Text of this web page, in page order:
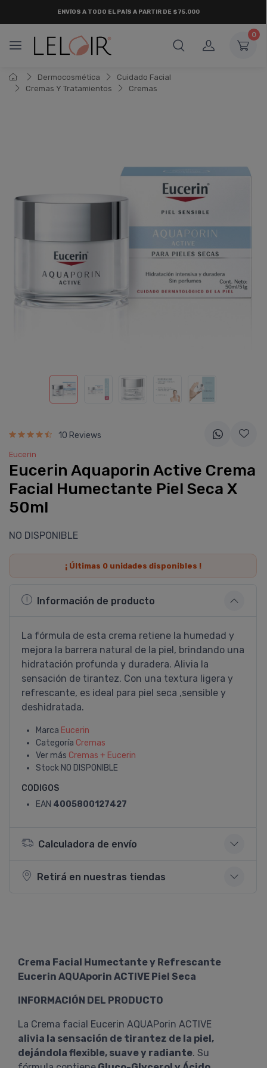
0
Dermocosmética
Cuidado Facial
Cremas Y Tratamientos
Cremas
10 Reviews
Eucerin
Eucerin Aquaporin Active Crema
Facial Humectante Piel Seca X
50ml
NO DISPONIBLE
¡ Últimas 0unidades disponibles !
Información de producto
La fórmula de esta crema retiene la humedad y
mejora la barrera natural de la piel, brindando una
hidratación profunda y duradera. Alivia la
sensación de tirantez. Con una textura ligera y
refrescante, es ideal para piel seca ,sensible y
deshidratada.
Marca Eucerin
Categoría Cremas
Ver más Cremas + Eucerin
Stock NO DISPONIBLE
CODIGOS
EAN 4005800127427
Calculadora de envío
Retirá en nuestras tiendas
Crema Facial Humectante y Refrescante
Eucerin AQUAporin ACTIVE Piel Seca
INFORMACIÓN DEL PRODUCTO
La Crema facial Eucerin AQUAPorin ACTIVE
alivia la sensación de tirantez de la piel,
dejándola flexible, suave y radiante. Su